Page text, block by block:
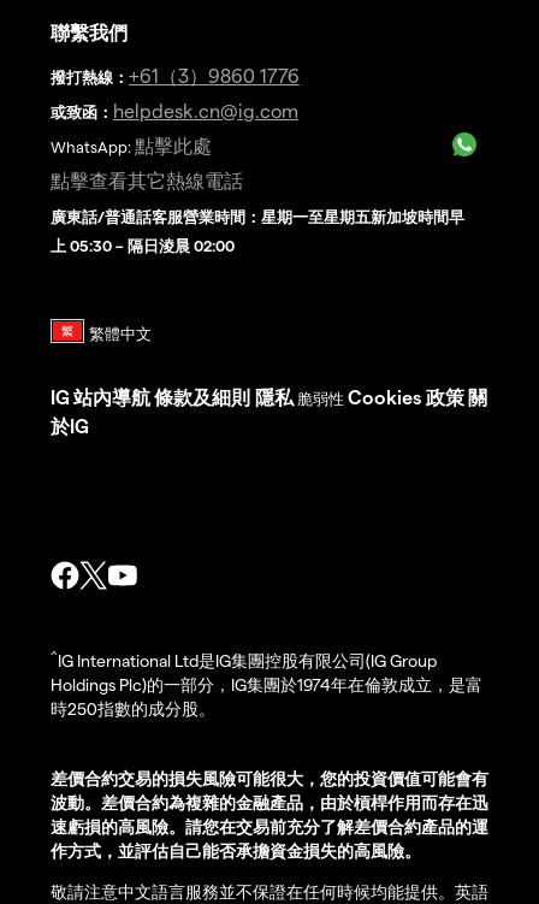
聯繫我們
撥打熱線 ： +61（3）9860 1776
或致函： helpdesk.cn@ig.com
WhatsApp: 點擊此處
點擊查看其它熱線電話
廣東話/普通話客服營業時間：星期一至星期五新加坡時間早
上 05:30 – 隔日淩晨 02:00
IG 站內導航條款及細則 隱私 脆弱性 Cookies 政策 關
於IG
^IG International Ltd是IG集團控股有限公司(IG Group
Holdings Plc)的一部分，IG集團於1974年在倫敦成立，是富
時250指數的成分股。
差價合約交易的損失風險可能很大，您的投資價值可能會有
波動。差價合約為複雜的金融產品，由於槓桿作用而存在迅
速虧損的高風險。請您在交易前充分了解差價合約產品的運
作方式，並評估自己能否承擔資金損失的高風險。
敬請注意中文語言服務並不保證在任何時候均能提供。英語